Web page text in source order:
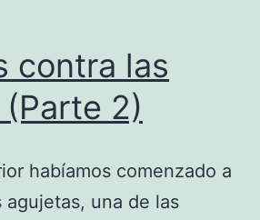
contra las
2)
habíamos comenzado a
agujetas, una de las